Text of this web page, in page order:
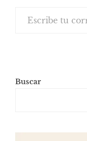
Buscar